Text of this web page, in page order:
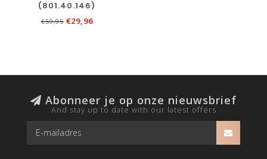
(801.40.146)
€59,95 €29,96
Abonneer je op onze nieuwsbrief
And stay up to date with our latest offers